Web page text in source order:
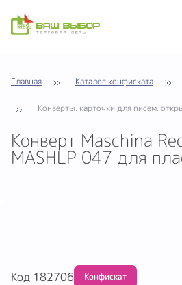
Главная Каталог конфиската
Конверты. карточки для писем.
Конверт Maschina
MASHLP 047 для
Код 182706 Конфискат